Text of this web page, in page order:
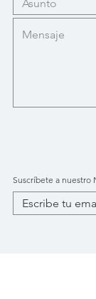
Suscríbete a nuestro